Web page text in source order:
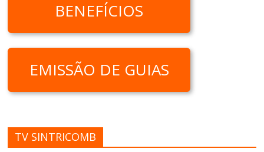
BENEFÍCIOS
EMISSÃO DE GUIAS
TV SINTRICOMB